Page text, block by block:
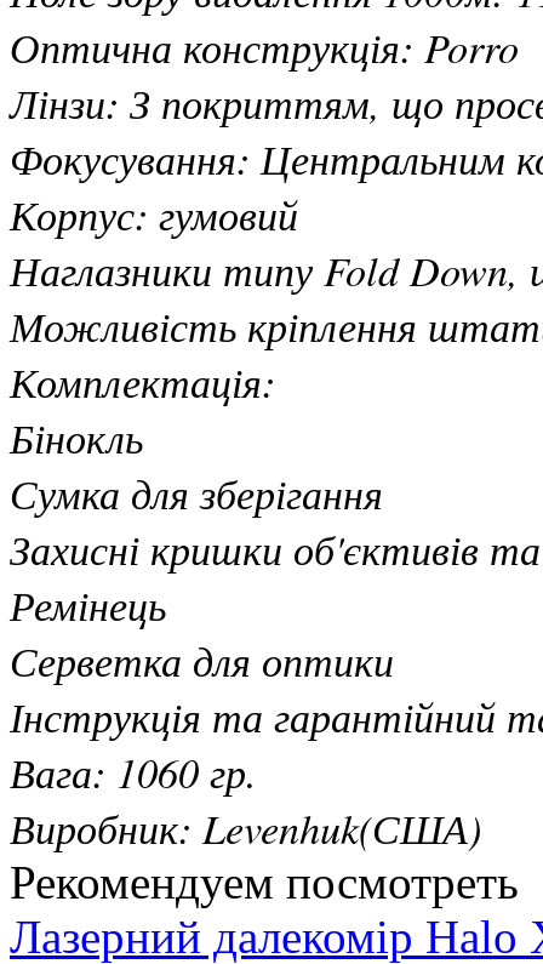
Оптична конструкція: Porro
Лінзи: З покриттям, що
Фокусування: Центральним
Корпус: гумовий
Наглазники типу Fold
Можливість кріплення
Комплектація:
Бінокль
Сумка для зберігання
Захисні кришки об'єктивів та
Ремінець
Серветка для оптики
Інструкція та гарантійний
Вага: 1060 гр.
Виробник: Levenhuk(США)
Рекомендуем посмотреть
Лазерний далекомір